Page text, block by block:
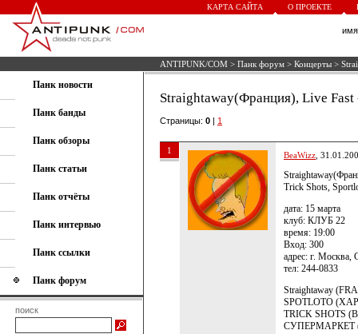
КАРТА САЙТА О ПРОЕКТЕ
ANTIPUNK/COM > Панк форум > Концерты >
Панк новости
Панк банды
Панк обзоры
Панк статьи
Панк отчёты
Панк интервью
Панк ссылки
Панк форум
поиск
Straightaway(Франция), Live
Страницы: 0 | 1
1 BeaWizz ,
Trick Shots,
дата: 15 марта
клуб: КЛУБ 22
время: 19:00
Вход: 300
адрес: г. Москва,
тел: 244-0833
Straightaway
SPOTLOTO
TRICK